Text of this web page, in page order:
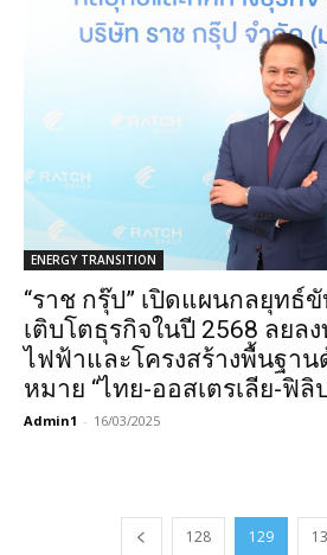
ENERGY TRANSITION
“ราช กรุ๊ป” เปิดแผนกลยุทธ์
เติบโตธุรกิจในปี 2568 ลยล
ไฟฟ้าและโครงสร้างพื้นฐาน
หมาย “ไทย-ออสเตรเลีย-ฟิลิ
Admin1 - 16/03/2025
128 129